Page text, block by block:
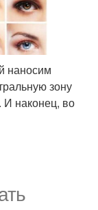
наносим
зону
И наконец, во